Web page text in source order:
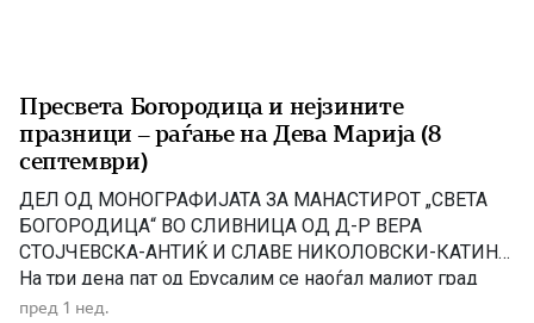
Пресвета Богородица и нејзините
празници – раѓање на Дева Марија (8
септември)
ДЕЛ ОД МОНОГРАФИЈАТА ЗА МАНАСТИРОТ „СВЕТА
БОГОРОДИЦА“ ВО СЛИВНИЦА ОД Д-Р ВЕРА
СТОЈЧЕВСКА-АНТИЌ И СЛАВЕ НИКОЛОВСКИ-КАТИН
На три дена пат од Ерусалим се наоѓал малиот град
Назарет. Таму живееле праведните Јоаким и Ана,
пред 1 нед.